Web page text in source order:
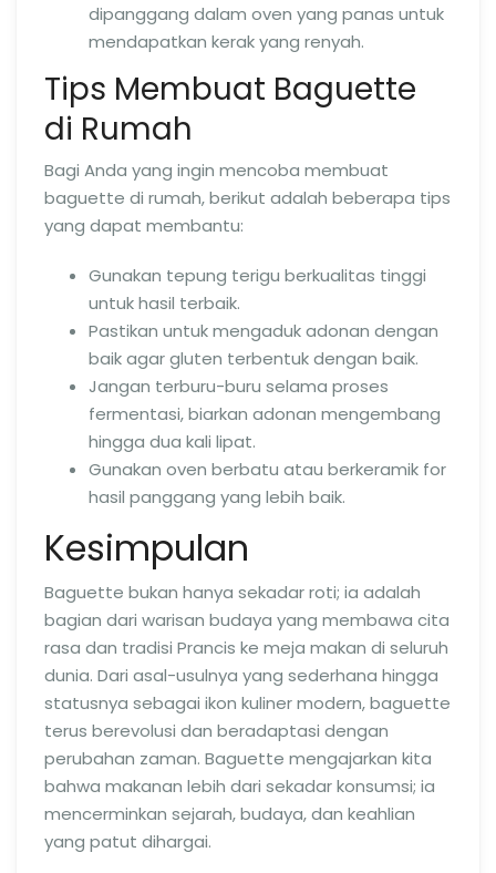
dipanggang dalam oven yang panas untuk
mendapatkan kerak yang renyah.
Tips Membuat Baguette
di Rumah
Bagi Anda yang ingin mencoba membuat
baguette di rumah, berikut adalah beberapa tips
yang dapat membantu:
Gunakan tepung terigu berkualitas tinggi
untuk hasil terbaik.
Pastikan untuk mengaduk adonan dengan
baik agar gluten terbentuk dengan baik.
Jangan terburu-buru selama proses
fermentasi, biarkan adonan mengembang
hingga dua kali lipat.
Gunakan oven berbatu atau berkeramik for
hasil panggang yang lebih baik.
Kesimpulan
Baguette bukan hanya sekadar roti; ia adalah
bagian dari warisan budaya yang membawa cita
rasa dan tradisi Prancis ke meja makan di seluruh
dunia. Dari asal-usulnya yang sederhana hingga
statusnya sebagai ikon kuliner modern, baguette
terus berevolusi dan beradaptasi dengan
perubahan zaman. Baguette mengajarkan kita
bahwa makanan lebih dari sekadar konsumsi; ia
mencerminkan sejarah, budaya, dan keahlian
yang patut dihargai.